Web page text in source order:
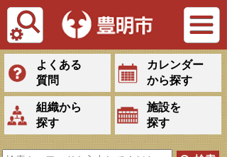
Tiếng Việt
よくある
質問
カレンダー
から探す
組織から
探す
施設を
探す